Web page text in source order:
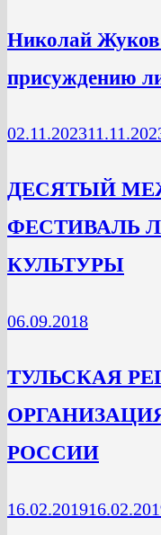
Николай Жуков
присуждению
02.11.2023
ДЕСЯТЫЙ
ФЕСТИВАЛЬ
КУЛЬТУРЫ
06.09.2018
ТУЛЬСКАЯ
РОССИИ
16.02.2019